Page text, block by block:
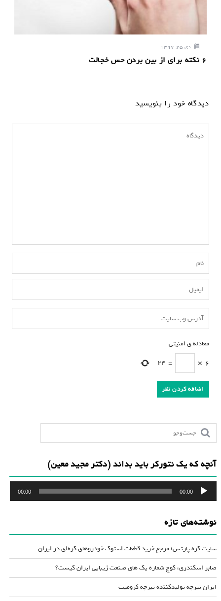
دی 25, 1397
۶ نکته برای از بین بردن حس خجالت
دیدگاه خود را بنویسید
معادله ی امنیتی
6
×
=
24
آنچه که یک نتورکر باید بداند (دکتر مجید معین)
پخش‌کننده
صوت
00:00
00:00
نوشته‌های تازه
سایت کره پارتس؛ مرجع خرید قطعات استوک خودروهای کره‌ای در ایران
صابر اسکندری، کوچ شماره یک های صنعت زیبایی ایران کیست؟
ایران تیرچه تولیدکننده تیرچه کرومیت